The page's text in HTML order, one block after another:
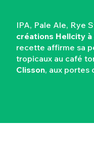
IPA, Pale Ale, Rye
créations Hellcity à
recette affirme sa
tropicaux au café
Clisson, aux portes